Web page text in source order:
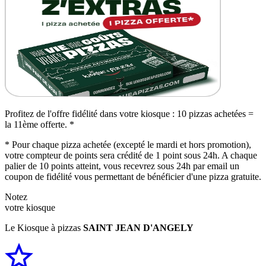
Profitez de l'offre fidélité dans votre kiosque : 10 pizzas achetées =
la 11ème offerte. *
* Pour chaque pizza achetée (excepté le mardi et hors promotion),
votre compteur de points sera crédité de 1 point sous 24h. A chaque
palier de 10 points atteint, vous recevrez sous 24h par email un
coupon de fidélité vous permettant de bénéficier d'une pizza gratuite.
Notez
votre kiosque
Le Kiosque à pizzas SAINT JEAN D'ANGELY